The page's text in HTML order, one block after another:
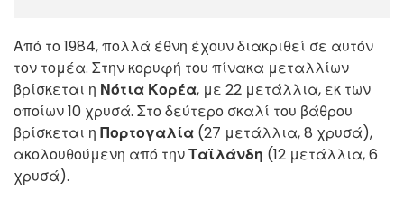
Από το 1984, πολλά έθνη έχουν διακριθεί σε αυτόν
τον τομέα. Στην κορυφή του πίνακα μεταλλίων
βρίσκεται η Νότια Κορέα, με 22 μετάλλια, εκ των
οποίων 10 χρυσά. Στο δεύτερο σκαλί του βάθρου
βρίσκεται η Πορτογαλία (27 μετάλλια, 8 χρυσά),
ακολουθούμενη από τηνΤαϊλάνδη (12 μετάλλια, 6
χρυσά).